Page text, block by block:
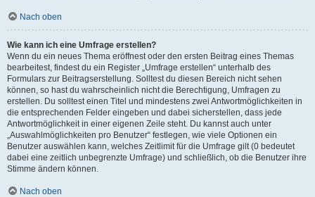
Nach oben
Wie kann ich eine Umfrage erstellen?
Wenn du ein neues Thema eröffnest oder den ersten Beitrag eines Themas
bearbeitest, findest du ein Register „Umfrage erstellen“ unterhalb des
Formulars zur Beitragserstellung. Solltest du diesen Bereich nicht sehen
können, so hast du wahrscheinlich nicht die Berechtigung, Umfragen zu
erstellen. Du solltest einen Titel und mindestens zwei Antwortmöglichkeiten in
die entsprechenden Felder eingeben und dabei sicherstellen, dass jede
Antwortmöglichkeit in einer eigenen Zeile steht. Du kannst auch unter
„Auswahlmöglichkeiten pro Benutzer“ festlegen, wie viele Optionen ein
Benutzer auswählen kann, welches Zeitlimit für die Umfrage gilt (0 bedeutet
dabei eine zeitlich unbegrenzte Umfrage) und schließlich, ob die Benutzer ihre
Stimme ändern können.
Nach oben